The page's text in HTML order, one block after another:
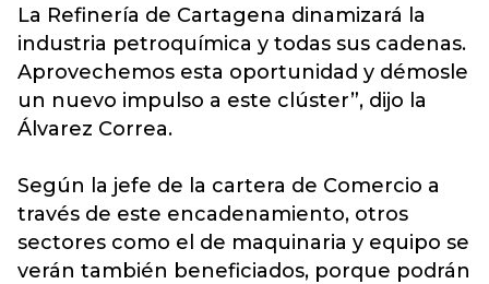
La Refinería de Cartagena dinamizará la
industria petroquímica y todas sus cadenas.
Aprovechemos esta oportunidad y démosle
un nuevo impulso a este clúster”, dijo la
Álvarez Correa.
Según la jefe de la cartera de Comercio a
través de este encadenamiento, otros
sectores como el de maquinaria y equipo se
verán también beneficiados, porque podrán